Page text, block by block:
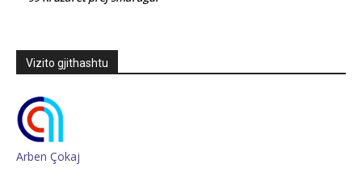
Vizito gjithashtu
Arben Çokaj